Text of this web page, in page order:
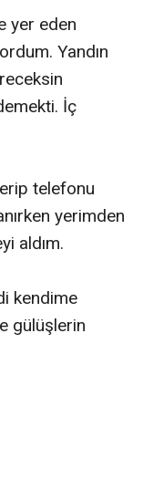
yer eden
Yandın
İç
telefonu
yerimden
aldım.
kendime
gülüşlerin